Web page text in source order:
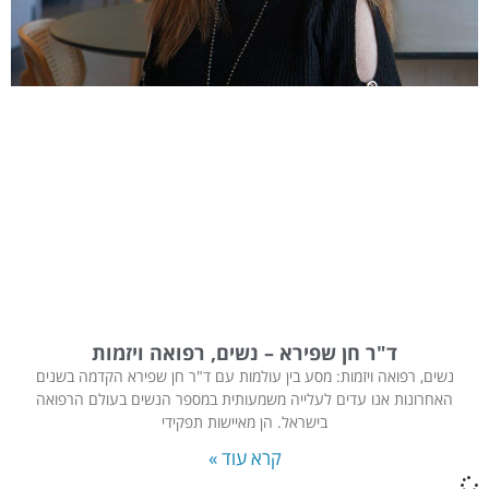
ד"ר חן שפירא – נשים, רפואה ויזמות
נשים, רפואה ויזמות: מסע בין עולמות עם ד"ר חן שפירא הקדמה בשנים
האחרונות אנו עדים לעלייה משמעותית במספר הנשים בעולם הרפואה
בישראל. הן מאיישות תפקידי
קרא עוד »